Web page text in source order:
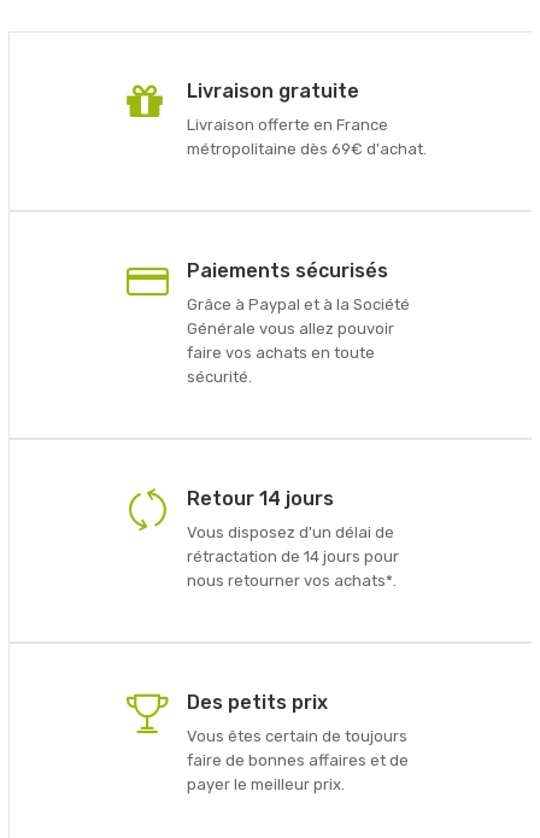
Livraison gratuite
Livraison offerte en France
métropolitaine dès 69€ d'achat.
Paiements sécurisés
Grâce à Paypal et à la Société
Générale vous allez pouvoir
faire vos achats en toute
sécurité.
Retour 14 jours
Vous disposez d'un délai de
rétractation de 14 jours pour
nous retourner vos achats*.
Des petits prix
Vous êtes certain de toujours
faire de bonnes affaires et de
payer le meilleur prix.